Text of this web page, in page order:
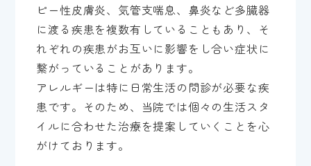
ピー性皮膚炎、気管支喘息、鼻炎など多臓器
に渡る疾患を複数有していることもあり、そ
れぞれの疾患がお互いに影響をし合い症状に
繋がっていることがあります。
アレルギーは特に日常生活の問診が必要な疾
患です。そのため、当院では個々の生活スタ
イルに合わせた治療を提案していくことを心
がけております。